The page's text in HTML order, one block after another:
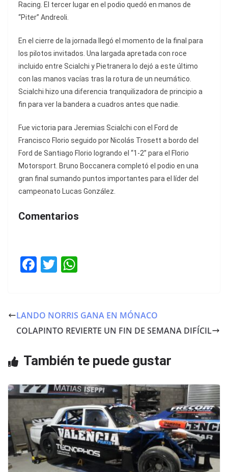
Racing. El tercer lugar en el podio quedó en manos de
“Piter” Andreoli.
En el cierre de la jornada llegó el momento de la final para
los pilotos invitados. Una largada apretada con roce
incluido entre Scialchi y Pietranera lo dejó a este último
con las manos vacías tras la rotura de un neumático.
Scialchi hizo una diferencia tranquilizadora de principio a
fin para ver la bandera a cuadros antes que nadie.
Fue victoria para Jeremias Scialchi con el Ford de
Francisco Florio seguido por Nicolás Trosett a bordo del
Ford de Santiago Florio logrando el “1-2” para el Florio
Motorsport. Bruno Boccanera completó el podio en una
gran final sumando puntos importantes para el líder del
campeonato Lucas González.
Comentarios
F
e
b
o
T
er s
A
p
LANDO NORRIS GANA EN MÓNACO
COLAPINTO REVIERTE UN FIN DE SEMANA DIFÍCIL
También te puede gustar